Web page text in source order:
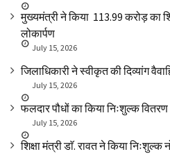
मुख्यमंत्री ने किया ₹ 113.99 करोड़ का
लोकार्पण
July 15, 2026
जिलाधिकारी ने स्वीकृत की दिव्यांग
July 15, 2026
फलदार पौधों का किया निःशुल्क वितरण
July 15, 2026
शिक्षा मंत्री डाॅ. रावत ने किया